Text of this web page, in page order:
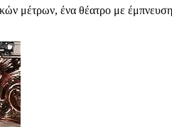
μέτρων, ένα θέατρο με